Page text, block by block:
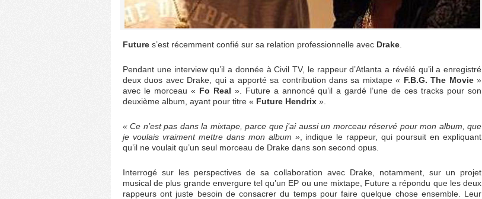
Future s’est récemment confié sur sa relation professionnelle avec Drake
Pendant une interview qu’il a donnée à Civil TV, le rappeur d’Atlanta a révélé qu’il a enregistré
deux duos avec Drake, qui a apporté sa contribution dans sa mixtape « F.B.G. The Movie»
avec le morceau « Fo Real ». Future a annoncé qu’il a gardé l’une de ces tracks pour son
deuxième album, ayant pour titre « Future Hendrix ».
« Ce n’est pas dans la mixtape, parce que j’ai aussi un morceau réservé pour mon album, que
je voulais vraiment mettre dans mon album », indique le rappeur, qui poursuit en expliquant
qu’il ne voulait qu’un seul morceau de Drake dans son second opus.
Interrogé sur les perspectives de sa collaboration avec Drake, notamment, sur un projet
musical de plus grande envergure tel qu’un EP ou une mixtape, Future a répondu que les deux
rappeurs ont juste besoin de consacrer du temps pour faire quelque chose ensemble. Leur